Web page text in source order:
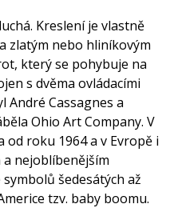
Kreslení je vlastně
zlatým nebo hliníkovým
který se pohybuje na
s dvěma ovládacími
André Cassagnes a
Ohio Art Company. V
od roku 1964 a v Evropě i
a nejoblíbenějším
šedesátých až
tzv. baby boomu.